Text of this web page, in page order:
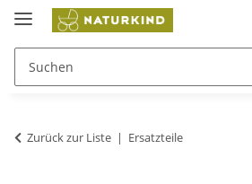
Zurück zur Liste Ersatzteile